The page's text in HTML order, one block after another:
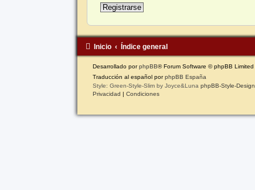
Registrarse
Inicio Índice general
Desarrollado porphpBB® Forum Software © phpBB Limited
Traducción al español porphpBB España
Style: Green-Style-Slim by Joyce&Luna phpBB-Style-Design
Privacidad
Condiciones